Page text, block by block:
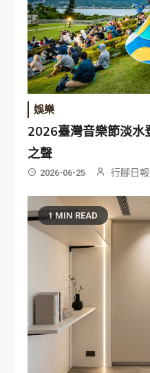
娛樂
2026臺灣音樂節淡水
之聲
2026-06-25 行腳日報
1 MIN READ